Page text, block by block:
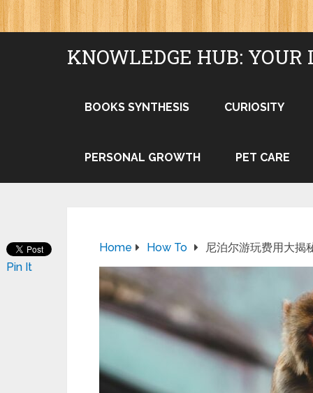
KNOWLEDGE HUB: YOUR
BOOKS SYNTHESIS CURIOSITY
PERSONAL GROWTH PET CARE
Home How To 尼泊尔游玩费用大揭
Pin It